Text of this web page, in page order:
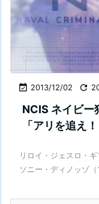
 2013/12/02 
NCIS ネイビー
「アリを追え
リロイ・ジェスロ・
ソニー・ディノッゾ